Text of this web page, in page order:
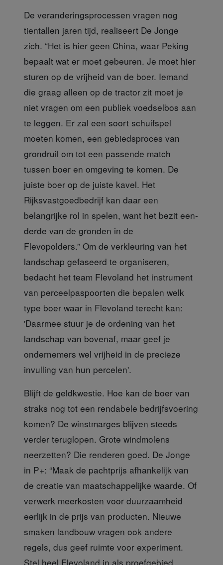
De veranderingsprocessen vragen nog
tientallen jaren tijd, realiseert De Jonge
zich. “Het is hier geen China, waar Peking
bepaalt wat er moet gebeuren. Je moet hier
sturen op de vrijheid van de boer. Iemand
die graag alleen op de tractor zit moet je
niet vragen om een publiek voedselbos aan
te leggen. Er zal een soort schuifspel
moeten komen, een gebiedsproces van
grondruil om tot een passende match
tussen boer en omgeving te komen. De
juiste boer op de juiste kavel. Het
Rijksvastgoedbedrijf kan daar een
belangrijke rol in spelen, want het bezit een-
derde van de gronden in de
Flevopolders.” Om de verkleuring van het
landschap gefaseerd te organiseren,
bedacht het team Flevoland het instrument
van perceelpaspoorten die bepalen welk
type boer waar in Flevoland terecht kan:
'Daarmee stuur je de ordening van het
landschap van bovenaf, maar geef je
ondernemers wel vrijheid in de precieze
invulling van hun percelen'.
Blijft de geldkwestie. Hoe kan de boer van
straks nog tot een rendabele bedrijfsvoering
komen? De winstmarges blijven steeds
verder teruglopen. Grote windmolens
neerzetten? Die renderen goed. De Jonge
in P+: “Maak de pachtprijs afhankelijk van
de creatie van maatschappelijke waarde. Of
verwerk meerkosten voor duurzaamheid
eerlijk in de prijs van producten. Nieuwe
smaken landbouw vragen ook andere
regels, dus geef ruimte voor experiment.
Stel heel Flevoland in als proefgebied.